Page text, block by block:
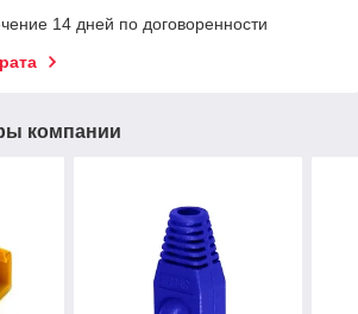
14 дней по договоренности
компании